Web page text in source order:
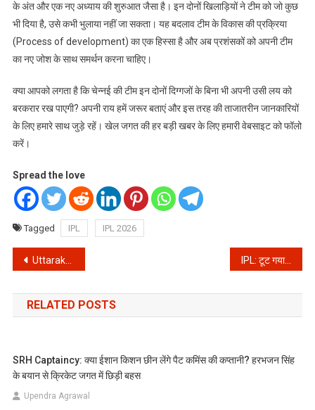
के अंत और एक नए अध्याय की शुरुआत जैसा है। इन दोनों खिलाड़ियों ने टीम को जो कुछ
भी दिया है, उसे कभी भुलाया नहीं जा सकता। यह बदलाव टीम के विकास की प्रक्रिया
(Process of development) का एक हिस्सा है और अब प्रशंसकों को अपनी टीम
का नए जोश के साथ समर्थन करना चाहिए।
क्या आपको लगता है कि चेन्नई की टीम इन दोनों दिग्गजों के बिना भी अपनी उसी लय को
बरकरार रख पाएगी? अपनी राय हमें जरूर बताएं और इस तरह की ताजातरीन जानकारियों
के लिए हमारे साथ जुड़े रहें। खेल जगत की हर बड़ी खबर के लिए हमारी वेबसाइट को फॉलो
करें।
Spread the love
Tagged IPL IPL 2026
Post
navigation
Uttarakhand Weather Alert: पहाड़ों पर अगले 24 घंटे भारी, तूफान और बारिश का येलो अलर्ट जारी IPL: टूट गया 277 मैचों का अटूट रिकॉर्ड! चेन्नई सुपर किंग्स इतिहास में पहली बार धोनी और रैना के बिना मैदान पर उतरी
RELATED POSTS
SRH Captaincy: क्या ईशान किशन छीन लेंगे पैट कमिंस की कप्तानी? हरभजन सिंह
के बयान से क्रिकेट जगत में छिड़ी बहस
Upendra Agrawal